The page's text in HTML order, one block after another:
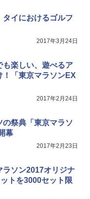
タイにおけるゴルフ
2017年3月24日
も楽しい、遊べるア
！「東京マラソンEX
2017年2月24日
の祭典「東京マラソ
幕
2017年2月23日
ラソン2017オリジナ
トを3000セット限